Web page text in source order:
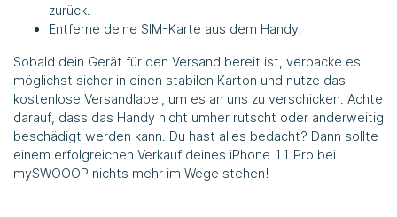
zurück.
Entferne deine SIM-Karte aus dem Handy.
Sobald dein Gerät für den Versand bereit ist, verpacke es
möglichst sicher in einen stabilen Karton und nutze das
kostenlose Versandlabel, um es an uns zu verschicken. Achte
darauf, dass das Handy nicht umher rutscht oder anderweitig
beschädigt werden kann. Du hast alles bedacht? Dann sollte
einem erfolgreichen Verkauf deines iPhone 11 Pro bei
mySWOOOP nichts mehr im Wege stehen!